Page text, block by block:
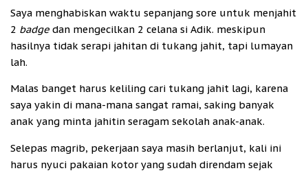
Saya menghabiskan waktu sepanjang sore untuk menjahit
2 badge dan mengecilkan 2 celana si Adik. meskipun
hasilnya tidak serapi jahitan di tukang jahit, tapi lumayan
lah.
Malas banget harus keliling cari tukang jahit lagi, karena
saya yakin di mana-mana sangat ramai, saking banyak
anak yang minta jahitin seragam sekolah anak-anak.
Selepas magrib, pekerjaan saya masih berlanjut, kali ini
harus nyuci pakaian kotor yang sudah direndam sejak